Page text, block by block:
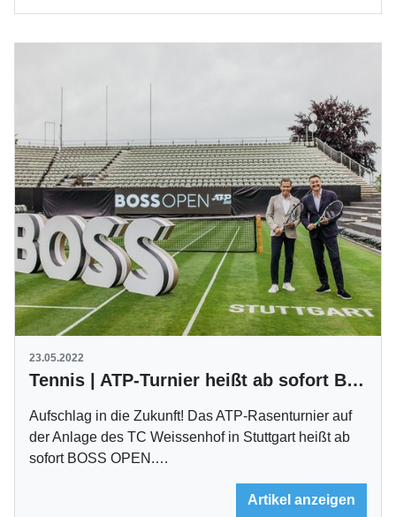
23.05.2022
Tennis | ATP-Turnier heißt ab sofort BOSS OPEN
Aufschlag in die Zukunft! Das ATP-Rasenturnier auf
der Anlage des TC Weissenhof in Stuttgart heißt ab
sofort BOSS OPEN.…
Artikel anzeigen